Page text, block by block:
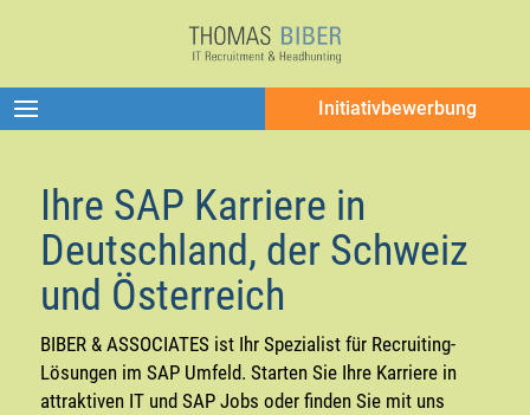
Initiativbewerbung
Ihre SAP Karriere in
Deutschland, der Schweiz
und Österreich
BIBER & ASSOCIATES ist Ihr Spezialist für Recruiting-
Lösungen im SAP Umfeld. Starten Sie Ihre Karriere in
attraktiven IT und SAP Jobs oder finden Sie mit uns